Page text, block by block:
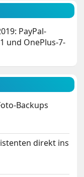
PayPal-
und OnePlus-7-
Backups
direkt ins